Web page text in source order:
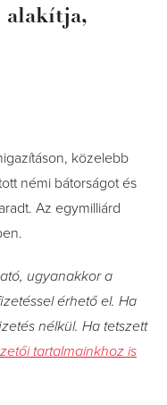
alakítja,
közelebb
némi bátorságot és
Az egymilliárd
ugyanakkor a
érhető el. Ha
nélkül. Ha tetszett
tartalmainkhoz is